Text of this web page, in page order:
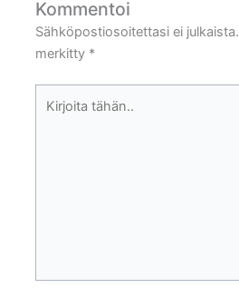
Kommentoi
Sähköpostiosoitettasi ei julkaista.
merkitty *
tähän..